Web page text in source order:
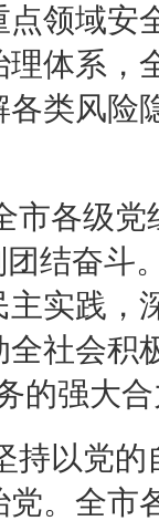
领域安
体系，
类风险
市各级
团结奋斗
主实践，
社会积
的强大
持以党
。全市